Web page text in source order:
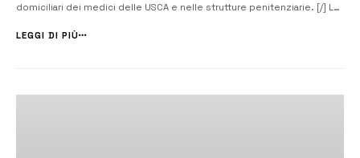
domiciliari dei medici delle USCA e nelle strutture penitenziarie. [/] La
questa mattina alla presenza del governatore del Distretto 21...
LEGGI DI PIÙ